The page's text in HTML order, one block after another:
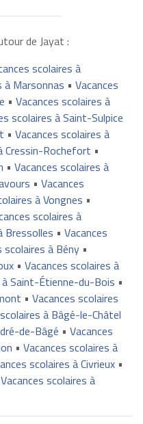
de Jayat :
scolaires à
à Marsonnas • Vacances
• Vacances scolaires à
scolaires à Saint-Sulpice
• Vacances scolaires à
Cressin-Rochefort •
• Vacances scolaires à
• Vacances
à Vongnes •
scolaires à
Bressolles • Vacances
scolaires à Bény•
• Vacances scolaires à
à Saint-Étienne-du-Bois •
• Vacances scolaires
à Bâgé-le-Châtel
de-Bâgé • Vacances
• Vacances scolaires à
scolaires à Civrieux•
Vacances scolaires à